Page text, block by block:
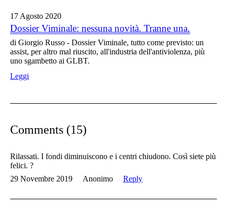
17 Agosto 2020
Dossier Viminale: nessuna novità. Tranne una.
di Giorgio Russo - Dossier Viminale, tutto come previsto: un
assist, per altro mal riuscito, all'industria dell'antiviolenza, più
uno sgambetto ai GLBT.
Leggi
Comments (15)
Rilassati. I fondi diminuiscono e i centri chiudono. Così siete più
felici. ?
29 Novembre 2019
Anonimo Reply